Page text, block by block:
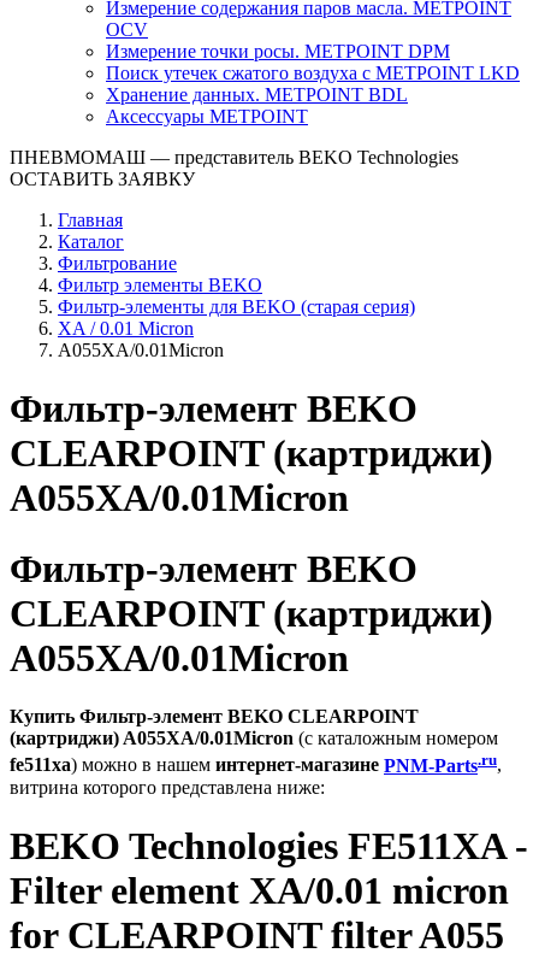
Измерение содержания паров масла. METPOINT
OCV
Измерение точки росы. METPOINT DPM
Поиск утечек сжатого воздуха с METPOINT LKD
Хранение данных. METPOINT BDL
Аксессуары METPOINT
ПНЕВМОМАШ — представитель BEKO Technologies
ОСТАВИТЬ ЗАЯВКУ
Главная
Каталог
Фильтрование
Фильтр элементы BEKO
Фильтр-элементы для BEKO (старая серия)
XA / 0.01 Micron
A055XA/0.01Micron
Фильтр-элемент BEKO
CLEARPOINT (картриджи)
A055XA/0.01Micron
Фильтр-элемент BEKO
CLEARPOINT (картриджи)
A055XA/0.01Micron
Купить Фильтр-элемент BEKO CLEARPOINT
(картриджи) A055XA/0.01Micron (с каталожным номером
fe511xa) можно в нашем интернет-магазине PNM-Parts.ru,
витрина которого представлена ниже:
BEKO Technologies FE511XA -
Filter element XA/0.01 micron
for CLEARPOINT filter A055